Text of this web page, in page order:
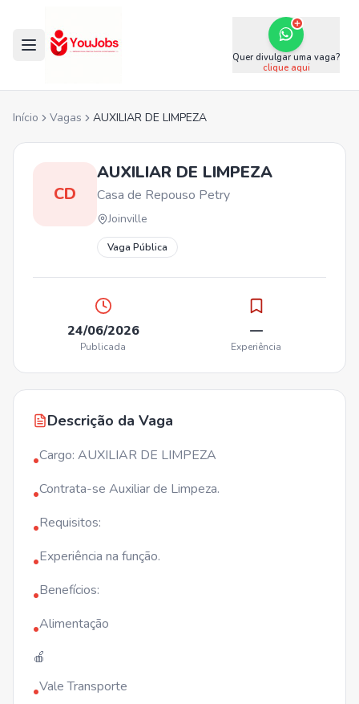
Quer divulgar uma vaga?
clique aqui
Início Vagas AUXILIAR DE LIMPEZA
CD
AUXILIAR DE LIMPEZA
Casa de Repouso Petry
Joinville
Vaga Pública
24/06/2026
Publicada
—
Experiência
Descrição da Vaga
•Cargo: AUXILIAR DE LIMPEZA
•Contrata-se Auxiliar de Limpeza.
•Requisitos:
•Experiência na função.
•Benefícios:
•Alimentação
🍎
•Vale Transporte